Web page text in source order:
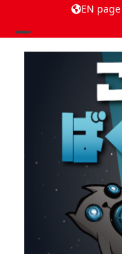
EN
Open
Close